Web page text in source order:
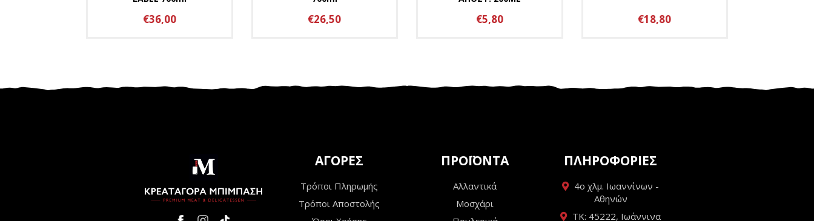
€36,00 €26,50 €5,80 €18,80
ΑΓΟΡΕΣ
Τρόποι Πληρωμής
Τρόποι Αποστολής
ΠΡΟΪΟΝΤΑ
Αλλαντικά
Μοσχάρι
ΠΛΗΡΟΦΟΡΙΕΣ
4ο χλμ. Ιωαννίνων -
Αθηνών
ΤΚ: 45222, Ιωάννινα